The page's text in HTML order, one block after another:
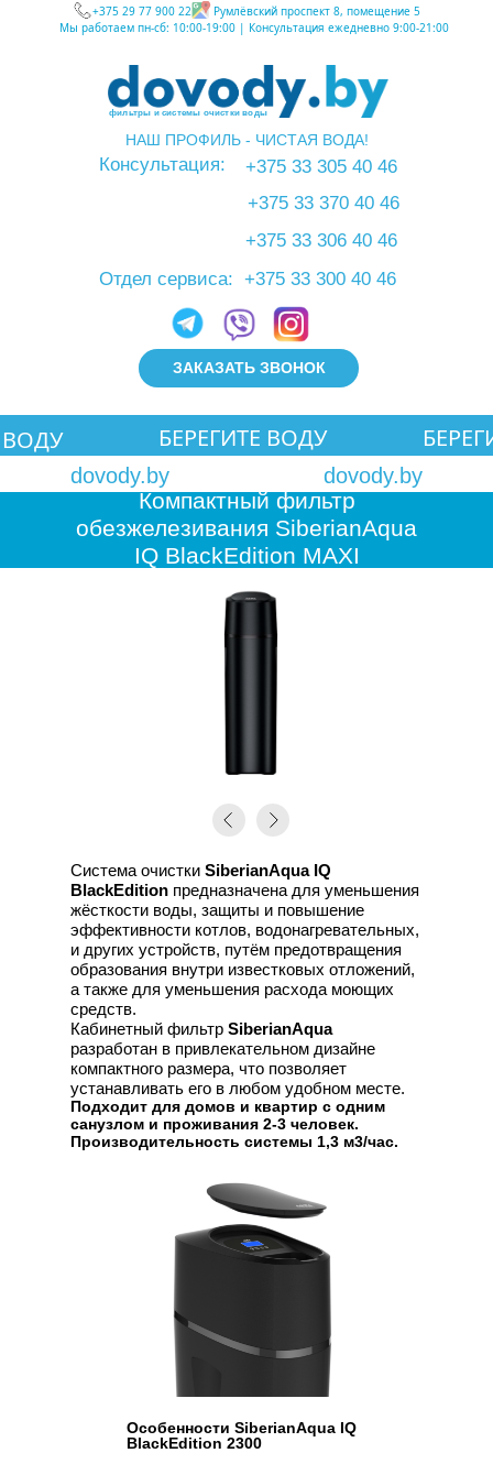
+375 29 77 900 22 Румлёвский проспект 8, помещение 5
Мы работаем пн-сб: 10:00-19:00 | Консультация ежедневно 9:00-21:00
НАШ ПРОФИЛЬ - ЧИСТАЯ ВОДА!
+375 33 306 40 46
+375 33 305 40 46
+375 33 370 40 46
ЗАКАЗАТЬ ЗВОНОК
+375 33 300 40 46
Консультация:
Отдел сервиса:
фильтры и системы очистки воды
dovody.by
dovody.by
БЕРЕГИТЕ ВОДУ
ВОДУ
Компактный фильтр
обезжелезивания SiberianAqua
IQ BlackEdition MAXI
Подходит для домов и квартир с одним
санузлом и проживания 2-3 человек.
Производительность системы 1,3 м3/час.
Особенности SiberianAqua IQ
BlackEdition 2300
Система очистки SiberianAqua IQ
BlackEdition предназначена для уменьшения
жёсткости воды, защиты и повышение
эффективности котлов, водонагревательных,
и других устройств, путём предотвращения
образования внутри известковых отложений,
а также для уменьшения расхода моющих
средств.
Кабинетный фильтр SiberianAqua
разработан в привлекательном дизайне
компактного размера, что позволяет
устанавливать его в любом удобном месте.